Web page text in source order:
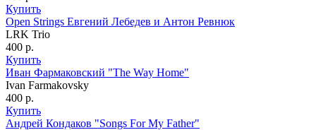
Купить
Open Strings Евгений Лебедев и Антон Ревнюк
LRK Trio
400 р.
Купить
Иван Фармаковский "The Way Home"
Ivan Farmakovsky
400 р.
Купить
Андрей Кондаков "Songs For My Father"